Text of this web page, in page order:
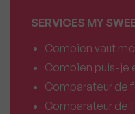
SERVICES MY
Combien vaut
Combien puis-je
Comparateur de
Comparateur de